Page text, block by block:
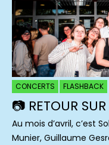
CONCERTS FLASHBACK
📷 RETOUR
Au mois d’avril, c’est
Munier, Guillaume